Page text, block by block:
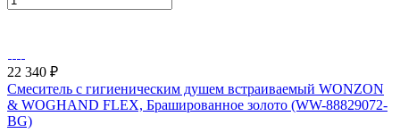
22 340 ₽
Смеситель с гигиеническим душем встраиваемый WONZON
& WOGHAND FLEX, Брашированное золото (WW-88829072-
BG)